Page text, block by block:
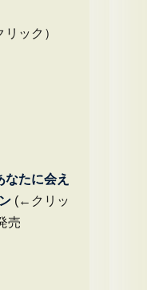
ック）
たに会え
(←クリッ
売